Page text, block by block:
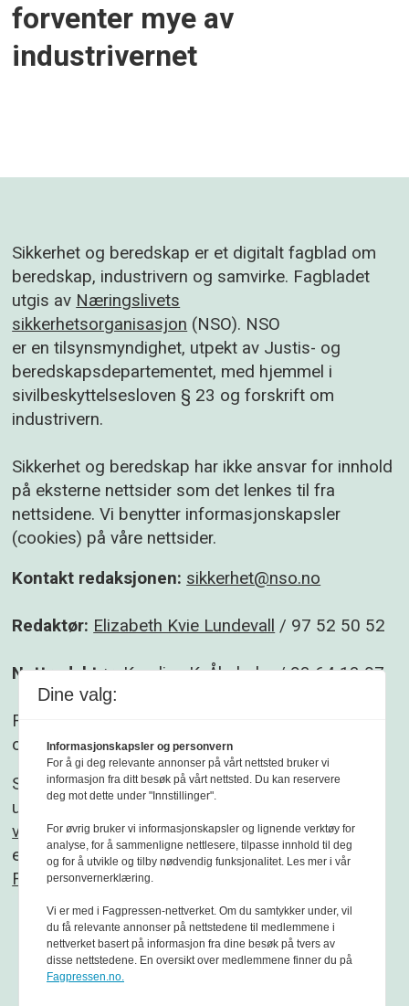
forventer mye av
industrivernet
Sikkerhet og beredskap er et digitalt fagblad om
beredskap, industrivern og samvirke. Fagbladet
utgis av Næringslivets
sikkerhetsorganisasjon (NSO). NSO
er en tilsynsmyndighet, utpekt av Justis- og
beredskapsdepartementet, med hjemmel i
sivilbeskyttelsesloven § 23 og forskrift om
industrivern.
Sikkerhet og beredskap har ikke ansvar for innhold
på eksterne nettsider som det lenkes til fra
nettsidene. Vi benytter informasjonskapsler
(cookies) på våre nettsider.
Kontakt redaksjonen: sikkerhet@nso.no
Redaktør: Elizabeth Kvie Lundevall / 97 52 50 52
Nettredaktør: Karoline K. Åbyholm/ 93 64 13 07
Følg gjerne Sikkerhet og beredskap på
og
Linkedin.
Sikkerhet og beredskap er et redaksjonelt
uavhengig fagblad som redigeres etter
varsom-plakatenogRedaktørplakaten. Fagbladet
er medlem av
Fagpressen
Dine valg:
Informasjonskapsler og personvern
For å gi deg relevante annonser på vårt nettsted bruker vi
informasjon fra ditt besøk på vårt nettsted. Du kan reservere
deg mot dette under "Innstillinger".
For øvrig bruker vi informasjonskapsler og lignende verktøy for
analyse, for å sammenligne nettlesere, tilpasse innhold til deg
og for å utvikle og tilby nødvendig funksjonalitet. Les mer i vår
personvernerklæring.
Vi er med i Fagpressen-nettverket. Om du samtykker under, vil
du få relevante annonser på nettstedene til medlemmene i
nettverket basert på informasjon fra dine besøk på tvers av
disse nettstedene. En oversikt over medlemmene finner du på
Fagpressen.no.